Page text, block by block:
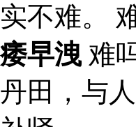
实不难。
痿早洩 难
丹田，与